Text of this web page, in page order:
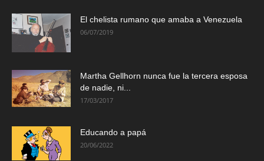
El chelista rumano que amaba a Venezuela
06/07/2019
Martha Gellhorn nunca fue la tercera esposa
de nadie, ni...
17/03/2017
Educando a papá
20/06/2022